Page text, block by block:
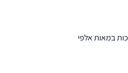
במאות אלפי